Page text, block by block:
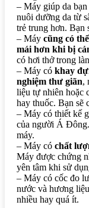
– Máy giúp da bạn
nuôi dưỡng da từ
trẻ trung hơn. Bạn
– Máy cũng có
mái hơn khi bị
có hơi thở trong
– Máy có khay
nghiệm thư giãn,
liệu tự nhiên hoặc
hay thuốc. Bạn sẽ
– Máy có thiết kế
của người Á
máy.
– Máy có chất
Máy được chứng
yên tâm khi sử
– Máy có cốc đo
nước và hương
nhiều hay quá ít.